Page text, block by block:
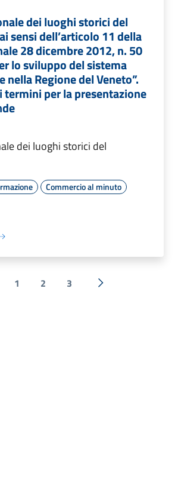
dei luoghi storici del
sensi dell’articolo 11 della
28 dicembre 2012, n. 50
lo sviluppo del sistema
nella Regione del Veneto”.
termini per la presentazione
dei luoghi storici del
Commercio al minuto
1 2 3 Successiva »